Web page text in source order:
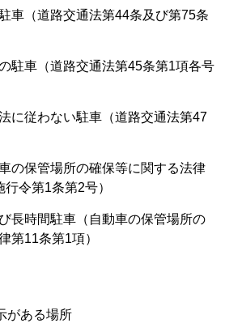
車（道路交通法第44条及び第75条
駐車（道路交通法第45条第1項各号
に従わない駐車（道路交通法第47
の保管場所の確保等に関する法律
令第1条第2号）
長時間駐車（自動車の保管場所の
第11条第1項）
ある場所